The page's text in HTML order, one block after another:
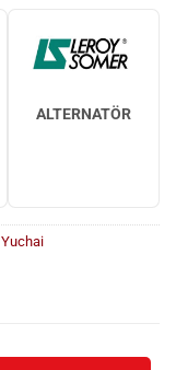
ALTERNATÖR
Yuchai